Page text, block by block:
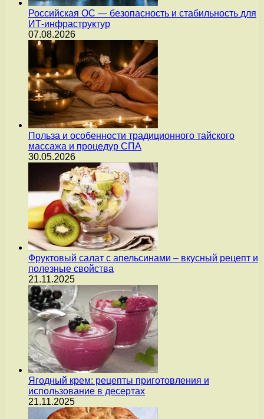
Российская ОС — безопасность и стабильность для
ИТ-инфраструктур
07.08.2026
Польза и особенности традиционного тайского
массажа и процедур СПА
30.05.2026
Фруктовый салат с апельсинами – вкусный рецепт и
полезные свойства
21.11.2025
Ягодный крем: рецепты приготовления и
использование в десертах
21.11.2025